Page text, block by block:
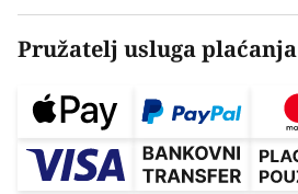
Pružatelj usluga plaćanja